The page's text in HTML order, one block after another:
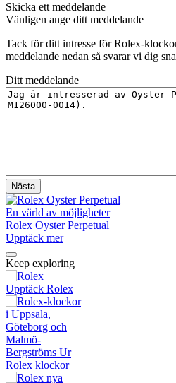
Skicka ett meddelande
Vänligen ange ditt meddelande
Tack för ditt intresse för Rolex-
meddelande nedan så svarar vi dig
Ditt meddelande
En värld av möjligheter
Rolex Oyster Perpetual
Upptäck mer
Keep exploring
Upptäck Rolex
Rolex klockor